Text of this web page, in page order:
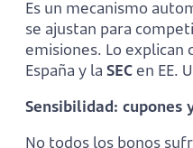
Es un mecanismo
se ajustan para
emisiones. Lo explican
España y la SECen EE.
Sensibilidad: cupones
No todos los bonos